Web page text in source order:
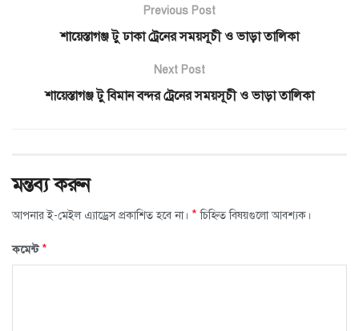
Previous Post
শায়েস্তাগঞ্জ টু ঢাকা ট্রেনের সময়সূচী ও ভাড়া তালিকা
Next Post
শায়েস্তাগঞ্জ টু বিমান বন্দর ট্রেনের সময়সূচী ও ভাড়া তালিকা
মন্তব্য করুন
আপনার ই-মেইল এ্যাড্রেস প্রকাশিত হবে না। * চিহ্নিত বিষয়গুলো আবশ্যক।
কমেন্ট*